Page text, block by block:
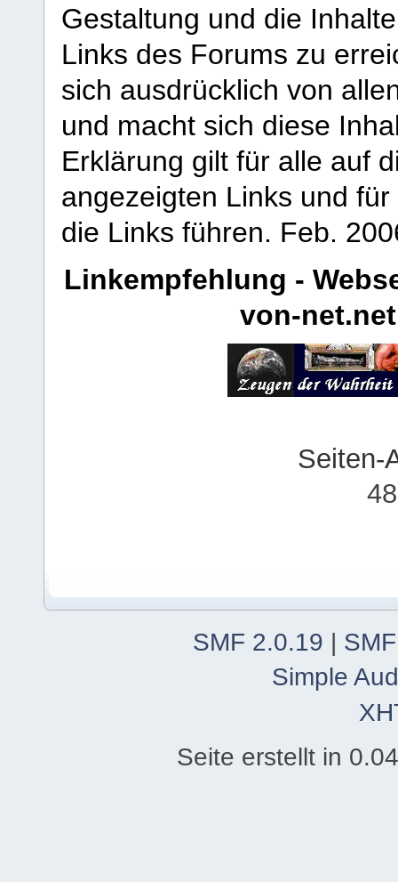
Gestaltung und die
Links des Forums zu
sich ausdrücklich von
und macht sich diese
Erklärung gilt für alle auf
angezeigten Links und
die Links führen. Feb.
Linkempfehlung -
von-net.net
Seiten-
SMF 2.0.19 |
Simple
Seite erstellt in